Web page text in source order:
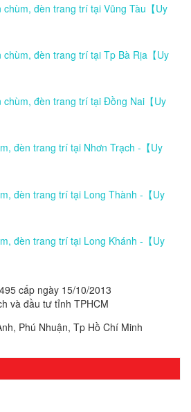
đèn trang trí tại Vũng Tàu【Uy
đèn trang trí tại Tp Bà Rịa【Uy
chùm, đèn trang trí tại Đồng Nai【Uy
đèn trang trí tại Nhơn Trạch -【Uy
đèn trang trí tại Long Thành -【Uy
đèn trang trí tại Long Khánh -【Uy
cấp ngày 15/10/2013
và đầu tư tỉnh TPHCM
Phú Nhuận, Tp Hồ Chí Minh